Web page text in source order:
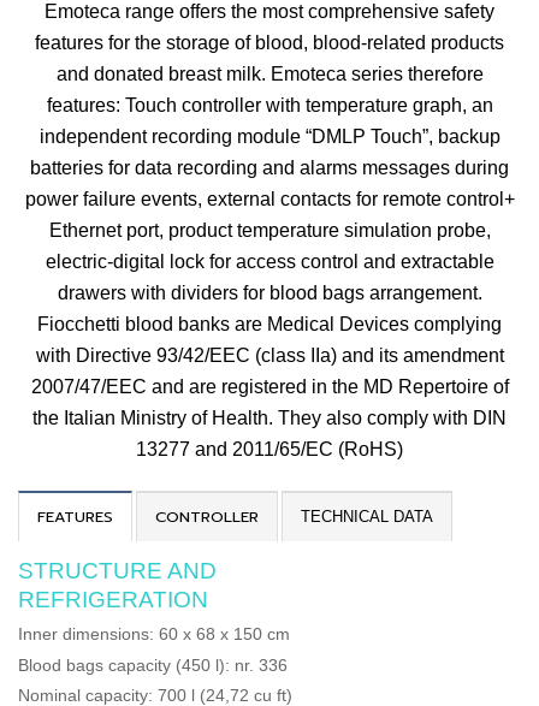
Emoteca range offers the most comprehensive safety
features for the storage of blood, blood-related products
and donated breast milk. Emoteca series therefore
features: Touch controller with temperature graph, an
independent recording module “DMLP Touch”, backup
batteries for data recording and alarms messages during
power failure events, external contacts for remote control+
Ethernet port, product temperature simulation probe,
electric-digital lock for access control and extractable
drawers with dividers for blood bags arrangement.
Fiocchetti blood banks are Medical Devices complying
with Directive 93/42/EEC (class IIa) and its amendment
2007/47/EEC and are registered in the MD Repertoire of
the Italian Ministry of Health. They also comply with DIN
13277 and 2011/65/EC (RoHS)
FEATURES CONTROLLER TECHNICAL DATA
STRUCTURE AND
REFRIGERATION
Inner dimensions: 60 x 68 x 150 cm
Blood bags capacity (450 l): nr. 336
Nominal capacity: 700 l (24,72 cu ft)